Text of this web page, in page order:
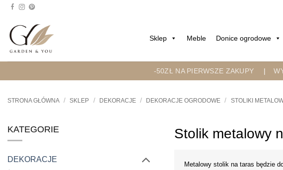
Przejdź
treści
Sklep Meble Donice ogrodowe
-50ZŁ NA PIERWSZE ZAKUPY |
STRONA GŁÓWNA / SKLEP / DEKORACJE / DEKORACJE OGRODOWE / STOLIKI
KATEGORIE
DEKORACJE
Stolik metalowy
Metalowy stolik na taras będzie